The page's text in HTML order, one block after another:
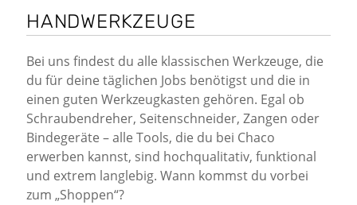
HANDWERKZEUGE
Bei uns findest du alle klassischen Werkzeuge, die
du für deine täglichen Jobs benötigst und die in
einen guten Werkzeugkasten gehören. Egal ob
Schraubendreher, Seitenschneider, Zangen oder
Bindegeräte – alle Tools, die du bei Chaco
erwerben kannst, sind hochqualitativ, funktional
und extrem langlebig. Wann kommst du vorbei
zum „Shoppen“?